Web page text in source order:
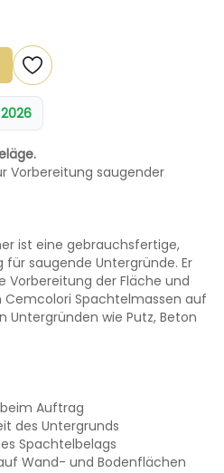
Vorbereitung saugender
ist eine gebrauchsfertige,
saugende Untergründe. Er
der Fläche und
Spachtelmassen auf
Untergründen wie Putz, Beton
Auftrag
des Untergrunds
Spachtelbelags
Wand- und Bodenflächen